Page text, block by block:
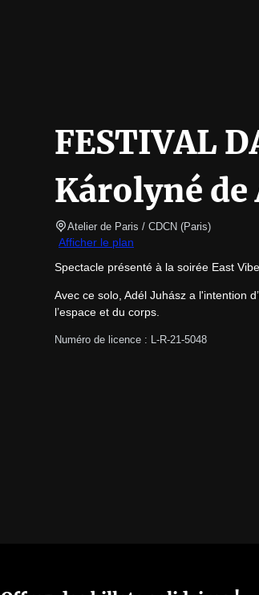
FESTIVAL
Károlyné de
Atelier de Paris / CDCN (Paris)
Afficher le plan
Spectacle présenté à la soirée East
Avec ce solo, Adél Juhász a l'intention
l’espace et du corps.
Numéro de licence : L-R-21-5048